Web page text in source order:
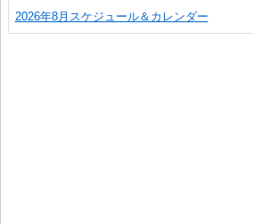
2026年8月スケジュール＆カレンダー